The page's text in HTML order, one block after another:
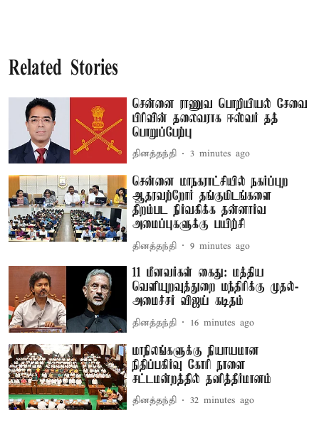
Related Stories
சென்னை ராணுவ பொறியியல் சேவை
பிரிவின் தலைவராக ஈஸ்வர் தத்
பொறுப்பேற்பு
தினத்தந்தி 3 minutes ago
சென்னை மாநகராட்சியில் நகர்ப்புற
ஆதரவற்றோர் தங்குமிடங்களை
திறம்பட நிர்வகிக்க தன்னார்வ
அமைப்புகளுக்கு பயிற்சி
தினத்தந்தி 9 minutes ago
11 மீனவர்கள் கைது: மத்திய
வெளியுறவுத்துறை மந்திரிக்கு முதல்-
அமைச்சர் விஜய் கடிதம்
தினத்தந்தி 16 minutes ago
மாநிலங்களுக்கு நியாயமான
நிதிப்பகிர்வு கோரி நாளை
சட்டமன்றத்தில் தனித்தீர்மானம்
தினத்தந்தி 32 minutes ago